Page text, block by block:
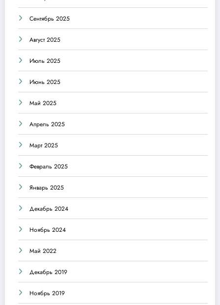
Сентябрь 2025
Август 2025
Июль 2025
Июнь 2025
Май 2025
Апрель 2025
Март 2025
Февраль 2025
Январь 2025
Декабрь 2024
Ноябрь 2024
Май 2022
Декабрь 2019
Ноябрь 2019